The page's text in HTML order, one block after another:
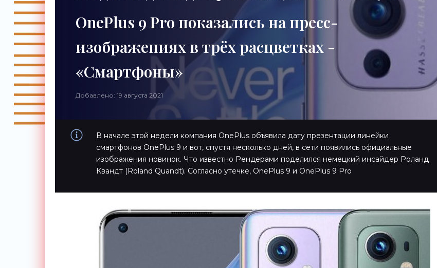
OnePlus 9 Pro показались на пресс-
изображениях в трёх расцветках -
«Смартфоны»
Добавлено: 19 августа 2021
В начале этой недели компания OnePlus объявила дату презентации линейки
смартфонов OnePlus 9 и вот, спустя несколько дней, в сети появились официальные
изображения новинок. Что известно Рендерами поделился немецкий инсайдер Роланд
Квандт (Roland Quandt). Согласно утечке, OnePlus 9 и OnePlus 9 Pro